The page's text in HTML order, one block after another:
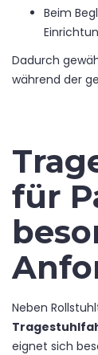
Beim
Dadurch
während der
für
Neben
eignet sich